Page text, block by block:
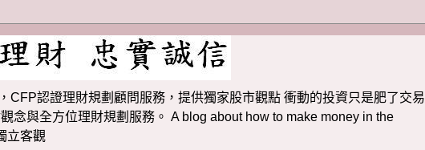
CFP認證理財規劃顧問服務，提供獨家股市觀點 衝動的投資只是肥了交易
念與全方位理財規劃服務。 A blog about how to make money in the
立客觀